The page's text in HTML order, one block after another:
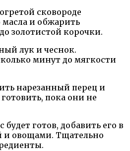
сковороде
масла и обжарить
золотистой корочки.
лук и чеснок.
минут до мягкости
нарезанный перец и
пока они не
будет готов, добавить его в
и овощами. Тщательно